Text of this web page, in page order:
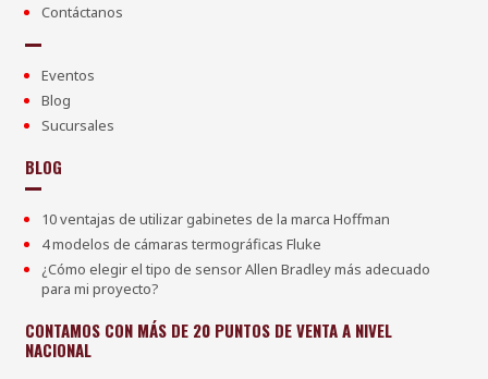
Contáctanos
Eventos
Blog
Sucursales
BLOG
10 ventajas de utilizar gabinetes de la marca Hoffman
4 modelos de cámaras termográficas Fluke
¿Cómo elegir el tipo de sensor Allen Bradley más adecuado
para mi proyecto?
CONTAMOS CON MÁS DE 20 PUNTOS DE VENTA A NIVEL
NACIONAL